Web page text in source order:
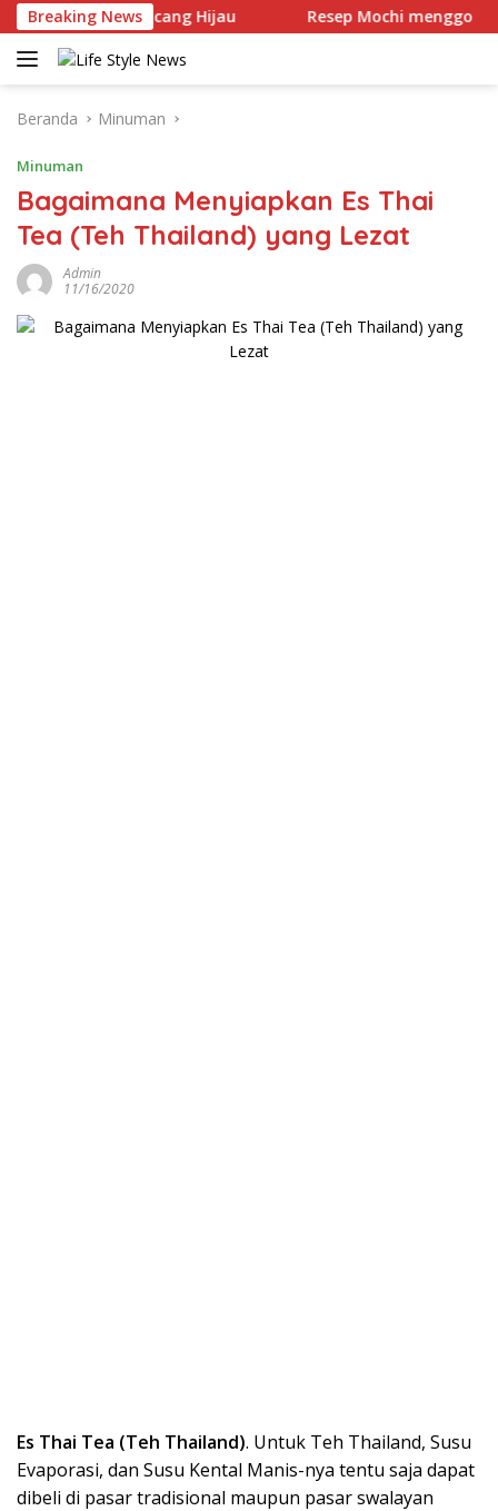
Langsung
ke
konten
Breaking News
Mochi Kacang Hijau Resep Mochi menggo
Beranda Minuman
Minuman
Bagaimana Menyiapkan Es Thai
Tea (Teh Thailand) yang Lezat
Admin
11/16/2020
Es Thai Tea (Teh Thailand). Untuk Teh Thailand, Susu
Evaporasi, dan Susu Kental Manis-nya tentu saja dapat
dibeli di pasar tradisional maupun pasar swalayan